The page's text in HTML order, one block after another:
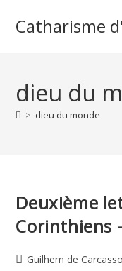
Catharisme
dieu du
> dieu du monde
Deuxième
Corinthiens
Auteur/autrice
Guilhem de